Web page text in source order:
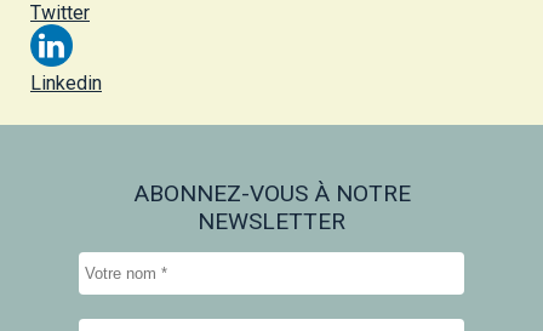
Twitter
Linkedin
ABONNEZ-VOUS À NOTRE
NEWSLETTER